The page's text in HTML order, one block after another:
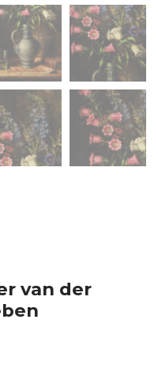
van der